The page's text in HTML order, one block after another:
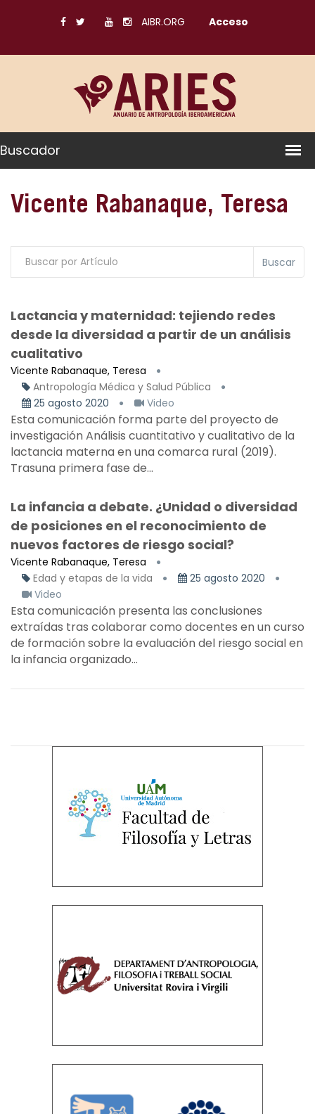
AIBR.ORG Acceso
Buscador
Vicente Rabanaque, Teresa
Buscar
Lactancia y maternidad: tejiendo redes
desde la diversidad a partir de un análisis
cualitativo
Vicente Rabanaque, Teresa
Antropología Médica y Salud Pública
25 agosto 2020
Video
Esta comunicación forma parte del proyecto de
investigación Análisis cuantitativo y cualitativo de la
lactancia materna en una comarca rural (2019).
Trasuna primera fase de...
La infancia a debate. ¿Unidad o diversidad
de posiciones en el reconocimiento de
nuevos factores de riesgo social?
Vicente Rabanaque, Teresa
Edad y etapas de la vida
25 agosto 2020
Video
Esta comunicación presenta las conclusiones
extraídas tras colaborar como docentes en un curso
de formación sobre la evaluación del riesgo social en
la infancia organizado...